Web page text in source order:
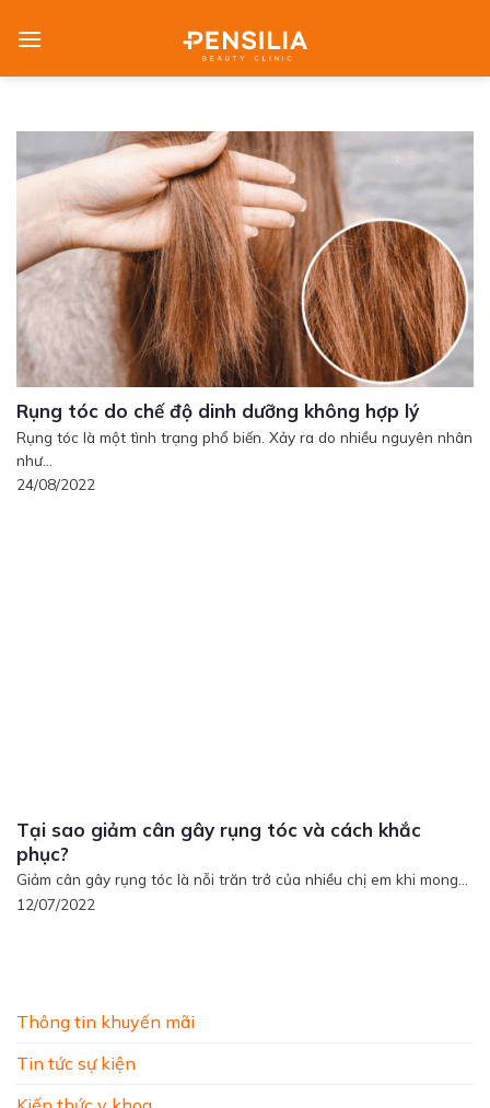
Thông tin khuyến mãi
Tin tức sự kiện
Rụng tóc do chế độ dinh dưỡng không hợp lý
Rụng tóc là một tình trạng phổ biến. Xảy ra do nhiều nguyên nhân
như...
24/08/2022
Tại sao giảm cân gây rụng tóc và cách khắc
phục?
Giảm cân gây rụng tóc là nỗi trăn trở của nhiều chị em khi mong...
12/07/2022